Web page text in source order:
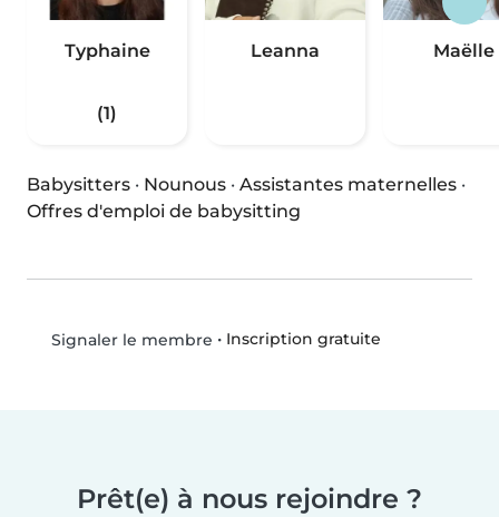
Typhaine
(1)
Leanna Maëlle
Babysitters · Nounous · Assistantes maternelles ·
Offres d'emploi de babysitting
Signaler le membre • Inscription gratuite
Prêt(e) à nous rejoindre ?